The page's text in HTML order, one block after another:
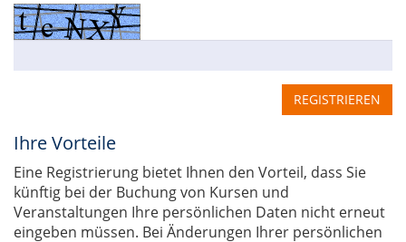
REGISTRIEREN
Ihre Vorteile
Eine Registrierung bietet Ihnen den Vorteil, dass Sie
künftig bei der Buchung von Kursen und
Veranstaltungen Ihre persönlichen Daten nicht erneut
eingeben müssen. Bei Änderungen Ihrer persönlichen